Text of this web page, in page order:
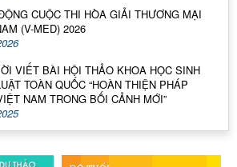
CUỘC THI HÒA GIẢI THƯƠNG MẠI
(V-MED) 2026
VIẾT BÀI HỘI THẢO KHOA HỌC SINH
TOÀN QUỐC “HOÀN THIỆN PHÁP
NAM TRONG BỐI CẢNH MỚI”